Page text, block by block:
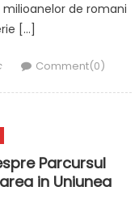
de romani
[…]
Comment(0)
Parcursul
in Uniunea